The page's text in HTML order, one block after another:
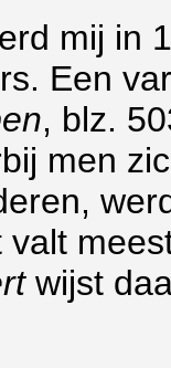
mij in
Een
, blz.
men
wijst